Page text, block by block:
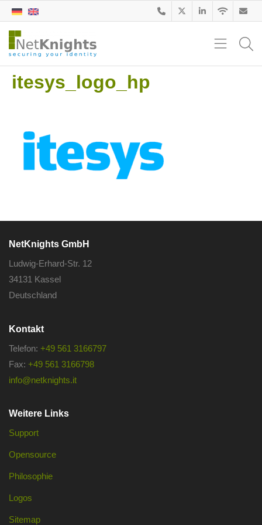
itesys_logo_hp
NetKnights GmbH
Ludwig-Erhard-Str. 12
34131 Kassel
Deutschland
Kontakt
Telefon: +49 561 3166797
Fax: +49 561 3166798
info@netknights.it
Weitere Links
Support
Opensource
Philosophie
Logos
Sitemap